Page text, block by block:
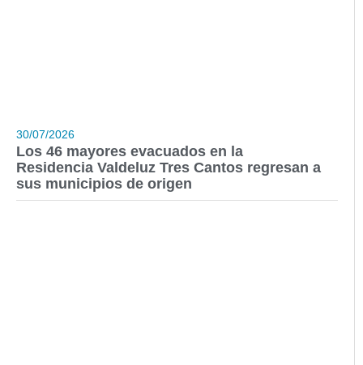
30/07/2026
Los 46 mayores evacuados en la
Residencia Valdeluz Tres Cantos regresan a
sus municipios de origen